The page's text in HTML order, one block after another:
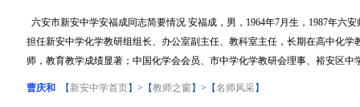
六安市新安中学安福成同志简要情况 安福成，男，1964年7月生，1987年六
担任新安中学化学教研组组长、办公室副主任、教科室主任，长期在高中化
师，教育教学成绩显著；中国化学会会员、市中学化学教研会理事、裕安区中
曹庆和 【 新安中学首页】>【教师之窗】>【名师风采】